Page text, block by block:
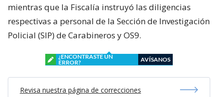
mientras que la Fiscalía instruyó las diligencias
respectivas a personal de la Sección de Investigación
Policial (SIP) de Carabineros y OS9.
¿ENCONTRASTE UN
ERROR?
AVÍSANOS
Revisa nuestra página de correcciones